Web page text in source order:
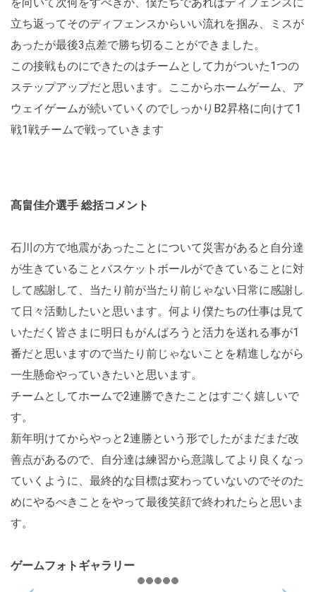
立ち返ってそのディフェンスからいい流れを掴み、ミスが
あったが最後3点差で勝ち切ることができました。
この接戦ものにできたのはチームとして力がついた1つの
ステップアップだと思います。ここからホームゲーム、ア
ウェイゲームが続いていくのでしっかりB2昇格に向けて1
戦1戦チームで戦っていきます
髙畠佳介選手 総括コメント
石川の方で地震があったことについて災害があると自分達
が生きていることバスケットボールができていることに対
して感謝して、当たり前が当たり前じゃない日常に感謝し
て日々活動したいと思います。何より僕たちの仕事は見て
いただく皆さまに明日もがんばろうと活力を送れる事が1
番だと思いますので当たり前じゃないことを精進しながら
一生懸命やっていきたいと思います。
チームとしてホームで2連勝できたことはすごく嬉しいで
す。
新年明けてからやっと2連勝という形でしたがまだまだ改
善点があるので、自分達は練習から意識してより良くなっ
ていくように、最終的な目標は変わっていないのでそのた
めにやるべきことをやって最後笑顔で終われたらと思いま
す。
ゲームフォトギャラリー